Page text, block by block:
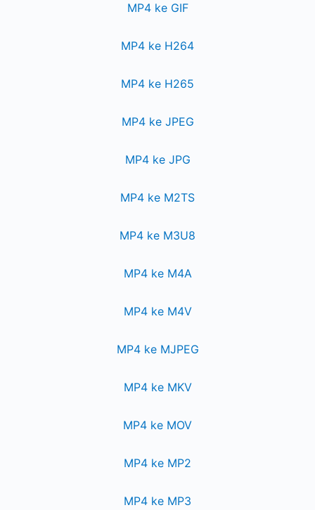
MP4 ke GIF
MP4 ke H264
MP4 ke H265
MP4 ke JPEG
MP4 ke JPG
MP4 ke M2TS
MP4 ke M3U8
MP4 ke M4A
MP4 ke M4V
MP4 ke MJPEG
MP4 ke MKV
MP4 ke MOV
MP4 ke MP2
MP4 ke MP3